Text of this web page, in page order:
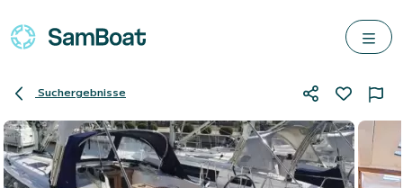
Suchergebnisse